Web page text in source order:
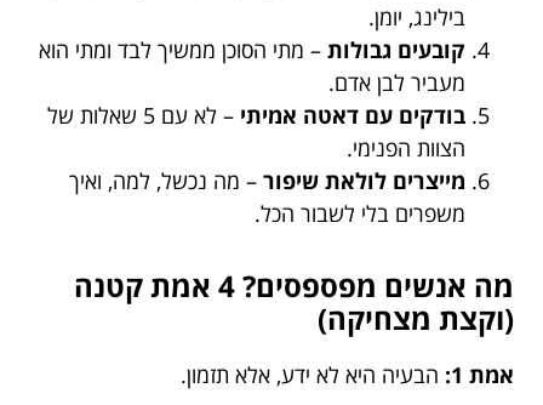
בילינג, יומן.
קובעים גבולות – מתי הסוכן ממשיך לבד ומתי הוא
מעביר לבן אדם.
בודקים עם דאטה אמיתי
– לא עם 5 שאלות של
הצוות הפנימי.
מייצרים לולאת שיפור – מה נכשל, למה, ואיך
משפרים בלי לשבור הכל.
מה אנשים מפספסים? 4 אמת קטנה
(וקצת מצחיקה)
אמת 1: הבעיה היא לא ידע, אלא תזמון.